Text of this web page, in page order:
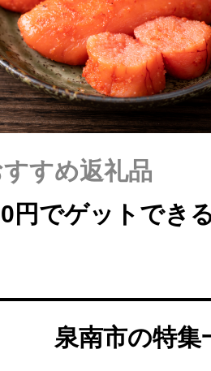
すめ返礼品
円でゲットでき
泉南市の特集